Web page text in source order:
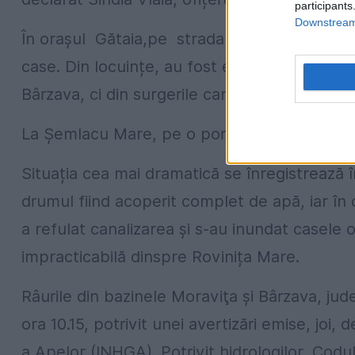
În orașul Gătaia,pe strada Șumigului, apa
case. Din locuințe, au fost evacuate
Bârzava, ci din surgerile care vin de pe un
La Șemlacu Mare, pe o porțiune de la
Situația cea mai dramatică se
drumul fiind acoperit complet de apă, iar
a refulat canalizarea și s-au inundat casele
impracticabilă dinspre Rovinița Mare.
Râurile din bazinele Moraviţa şi Bârzava,
ora 10.15, potrivit unei avertizări emise, joi,